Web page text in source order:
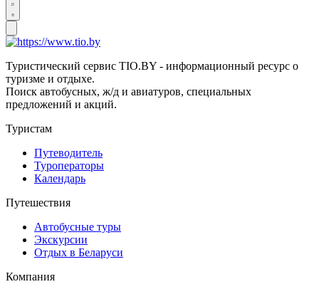
Туристический сервис TIO.BY - информационный ресурс о
туризме и отдыхе.
Поиск автобусных, ж/д и авиатуров, специальных
предложений и акций.
Туристам
Путеводитель
Туроператоры
Календарь
Путешествия
Автобусные туры
Экскурсии
Отдых в Беларуси
Компания